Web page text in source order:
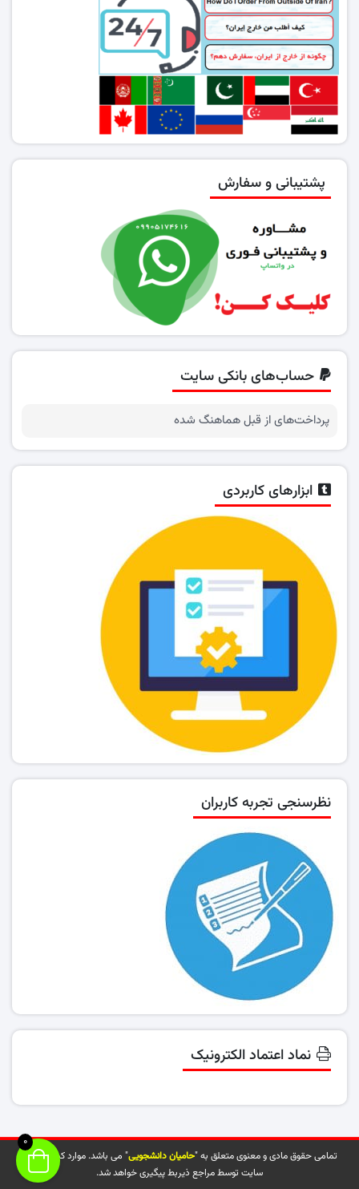
پشتیبانی و سفارش
حساب‌های بانکی سایت
پرداخت‌های از قبل هماهنگ شده
ابزارهای کاربردی
نظرسنجی تجربه کاربران
نماد اعتماد الکترونیک
تمامی حقوق مادی و معنوی متعلق به "حامیان دانشجویی" می باشد. موارد کپی شده از
سایت توسط مراجع ذیربط پیگیری خواهد شد.
0